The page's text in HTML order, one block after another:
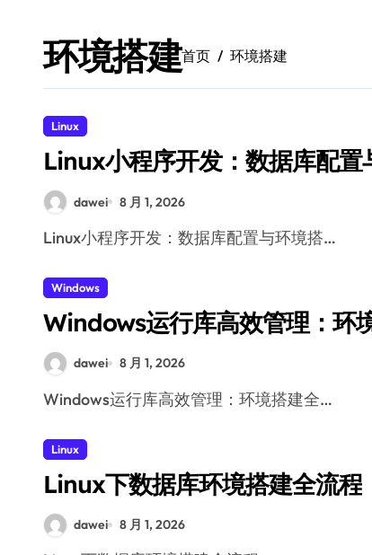
数据驱动流量变现：前端开发者必懂
环境搭建首页 环境搭建
Linux
Linux小程序开发：数据库配置
dawei 8 月 1, 2026
Linux小程序开发：数据库配置与环境搭…
Windows
Windows运行库高效管理：环
dawei 8 月 1, 2026
Windows运行库高效管理：环境搭建全…
Linux
Linux下数据库环境搭建全流程
dawei 8 月 1, 2026